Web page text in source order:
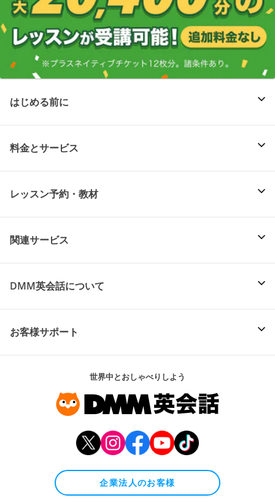
はじめる前に
料金とサービス
レッスン予約・教材
関連サービス
DMM英会話について
お客様サポート
世界中とおしゃべりしよう
企業法人のお客様